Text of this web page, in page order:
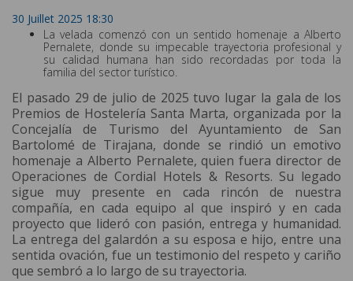
30 Juillet 2025 18:30
La velada comenzó con un sentido homenaje a Alberto
Pernalete, donde su impecable trayectoria profesional y
su calidad humana han sido recordadas por toda la
familia del sector turístico.
El pasado 29 de julio de 2025 tuvo lugar la gala de los
Premios de Hostelería Santa Marta, organizada por la
Concejalía de Turismo del Ayuntamiento de San
Bartolomé de Tirajana, donde se rindió un emotivo
homenaje a Alberto Pernalete, quien fuera director de
Operaciones de Cordial Hotels & Resorts. Su legado
sigue muy presente en cada rincón de nuestra
compañía, en cada equipo al que inspiró y en cada
proyecto que lideró con pasión, entrega y humanidad.
La entrega del galardón a su esposa e hijo, entre una
sentida ovación, fue un testimonio del respeto y cariño
que sembró a lo largo de su trayectoria.